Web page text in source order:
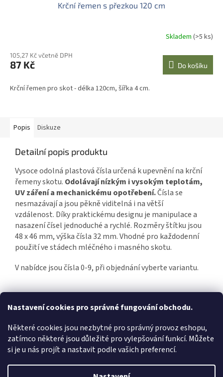
Nastavení cookies pro správné fungování obchodu.
Některé cookies jsou nezbytné pro správný provoz eshopu,
zatímco některé jsou důležité pro vylepšování funkcí. Můžete
si je u nás projít a nastavit podle vašich preferencí.
Krční řemen s přezkou 120 cm
Skladem (>5 ks)
105,27 Kč včetně DPH
87 Kč Do košíku
Krční řemen pro skot - délka 120cm, šířka 4 cm.
Popis Diskuze
Detailní popis produktu
Vysoce odolná plastová čísla určená k upevnění na krční
řemeny skotu. Odolávají nízkým i vysokým teplotám,
UV záření a mechanickému opotřebení.Čísla se
nesmazávají a jsou pěkně viditelná i na větší
vzdálenost. Díky praktickému designu je manipulace a
nasazení čísel jednoduché a rychlé. Rozměry štítku jsou
48 x 46 mm, výška čísla 32 mm. Vhodné pro každodenní
použití ve stádech mléčného i masného skotu.
V nabídce jsou čísla 0-9, při objednání vyberte variantu.